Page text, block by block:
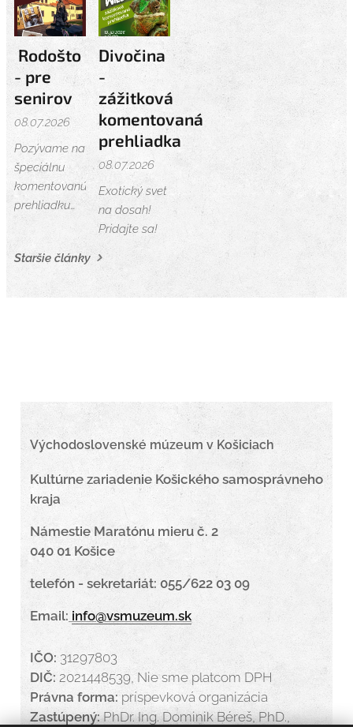
Burza
starožitností
a kuriozít.
Rodošto
- pre
senirov
08.07.2026
Pozývame na
špeciálnu
komentovanú
prehliadku
pre seniorov!
Divočina
-
zážitková
komentovaná
prehliadka
08.07.2026
Exotický svet
na dosah!
Pridajte sa!
Staršie články
Východoslovenské múzeum v Košiciach
Kultúrne zariadenie Košického samosprávneho
kraja
Námestie Maratónu mieru č. 2
040 01 Košice
telefón - sekretariát: 055/622 03 09
Email: info@vsmuzeum.sk
IČO:31297803
DIČ: 2021448539, Nie sme platcom DPH
Právna forma:príspevková organizácia
Zastúpený:PhDr. Ing. Dominik Béreš, PhD.,